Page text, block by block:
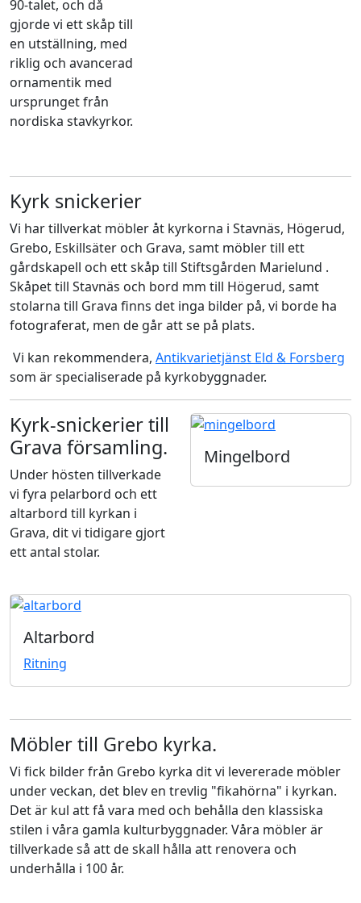
90-talet, och då
gjorde vi ett skåp till
en utställning, med
riklig och avancerad
ornamentik med
ursprunget från
nordiska stavkyrkor.
Kyrk snickerier
Vi har tillverkat möbler åt kyrkorna i Stavnäs, Högerud,
Grebo, Eskillsäter och Grava, samt möbler till ett
gårdskapell och ett skåp till Stiftsgården Marielund .
Skåpet till Stavnäs och bord mm till Högerud, samt
stolarna till Grava finns det inga bilder på, vi borde ha
fotograferat, men de går att se på plats.
Vi kan rekommendera, Antikvarietjänst Eld & Forsberg
som är specialiserade på kyrkobyggnader.
Kyrk-snickerier till
Grava församling.
Under hösten tillverkade
vi fyra pelarbord och ett
altarbord till kyrkan i
Grava, dit vi tidigare gjort
ett antal stolar.
Mingelbord
Altarbord
Ritning
Möbler till Grebo kyrka.
Vi fick bilder från Grebo kyrka dit vi levererade möbler
under veckan, det blev en trevlig "fikahörna" i kyrkan.
Det är kul att få vara med och behålla den klassiska
stilen i våra gamla kulturbyggnader. Våra möbler är
tillverkade så att de skall hålla att renovera och
underhålla i 100 år.